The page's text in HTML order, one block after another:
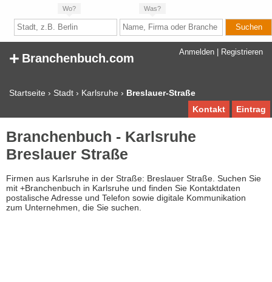
Wo? Was?
Anmelden Registrieren
+ Branchenbuch.com
Startseite › Stadt › Karlsruhe › Breslauer-Straße
Eintrag
Kontakt
Branchenbuch - Karlsruhe
Breslauer Straße
Firmen aus Karlsruhe in der Straße: Breslauer Straße. Suchen Sie
mit +Branchenbuch in Karlsruhe und finden Sie Kontaktdaten
postalische Adresse und Telefon sowie digitale Kommunikation
zum Unternehmen, die Sie suchen.